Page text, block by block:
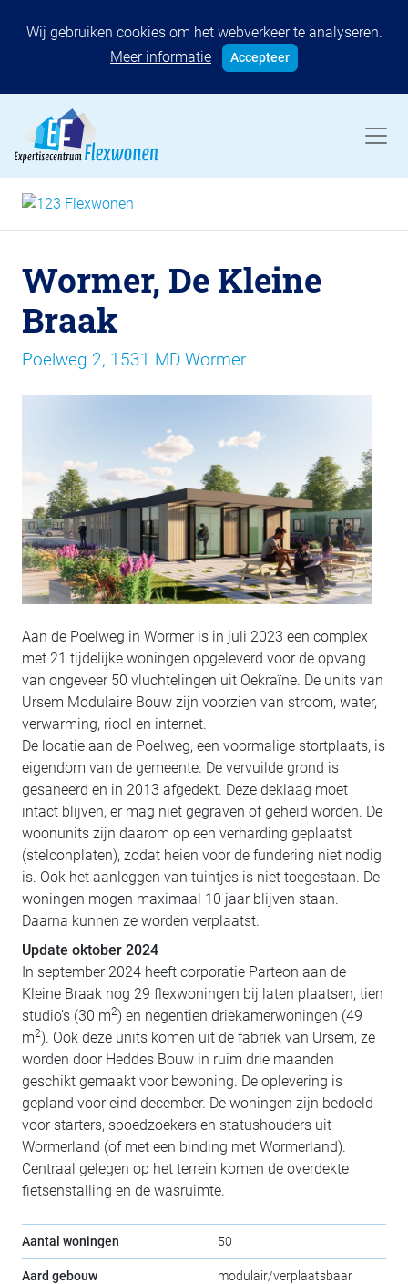
Wij gebruiken cookies om het webverkeer te analyseren.
Meer informatie
Accepteer
Wormer, De Kleine
Braak
Poelweg 2, 1531 MD Wormer
Aan de Poelweg in Wormer is in juli 2023 een complex
met 21 tijdelijke woningen opgeleverd voor de opvang
van ongeveer 50 vluchtelingen uit Oekraïne. De units van
Ursem Modulaire Bouw zijn voorzien van stroom, water,
verwarming, riool en internet.
De locatie aan de Poelweg, een voormalige stortplaats, is
eigendom van de gemeente. De vervuilde grond is
gesaneerd en in 2013 afgedekt. Deze deklaag moet
intact blijven, er mag niet gegraven of geheid worden. De
woonunits zijn daarom op een verharding geplaatst
(stelconplaten), zodat heien voor de fundering niet nodig
is. Ook het aanleggen van tuintjes is niet toegestaan. De
woningen mogen maximaal 10 jaar blijven staan.
Daarna kunnen ze worden verplaatst.
Update oktober 2024
In september 2024 heeft corporatie Parteon aan de
Kleine Braak nog 29 flexwoningen bij laten plaatsen, tien
studio’s (30 m2) en negentien driekamerwoningen (49
m2). Ook deze units komen uit de fabriek van Ursem, ze
worden door Heddes Bouw in ruim drie maanden
geschikt gemaakt voor bewoning. De oplevering is
gepland voor eind december. De woningen zijn bedoeld
voor starters, spoedzoekers en statushouders uit
Wormerland (of met een binding met Wormerland).
Centraal gelegen op het terrein komen de overdekte
fietsenstalling en de wasruimte.
Aantal woningen 50
Aard gebouw modulair/verplaatsbaar